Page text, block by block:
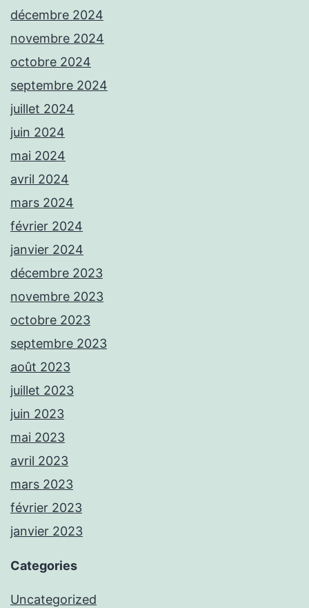
décembre 2024
novembre 2024
octobre 2024
septembre 2024
juillet 2024
juin 2024
mai 2024
avril 2024
mars 2024
février 2024
janvier 2024
décembre 2023
novembre 2023
octobre 2023
septembre 2023
août 2023
juillet 2023
juin 2023
mai 2023
avril 2023
mars 2023
février 2023
janvier 2023
Categories
Uncategorized